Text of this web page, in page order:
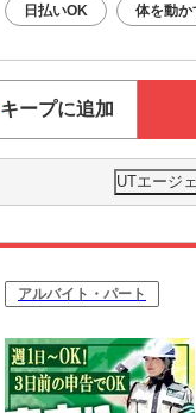
日払いOK 体を動か
キープに追加
UTエージ
アルバイト・パート